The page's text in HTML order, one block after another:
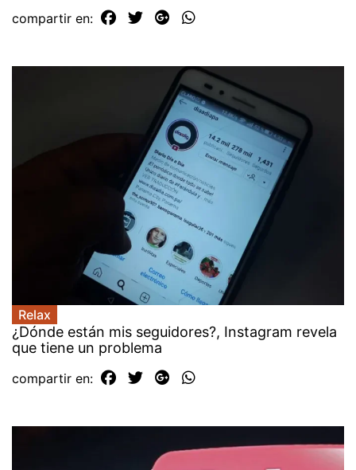
compartir en:
Relax
¿Dónde están mis seguidores?, Instagram revela
que tiene un problema
compartir en: